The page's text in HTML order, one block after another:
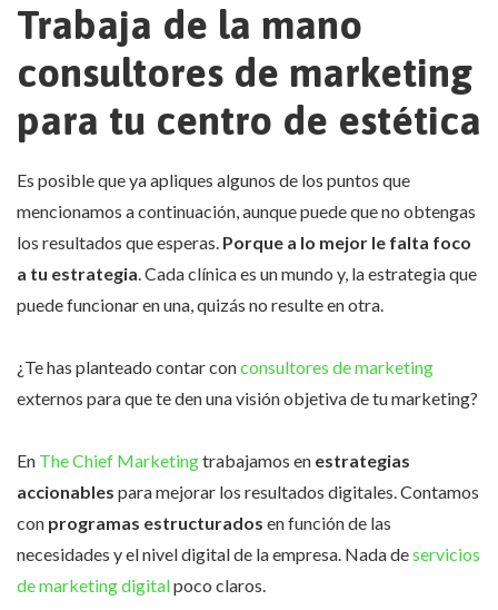
Trabaja de la mano
consultores de marketing
para tu centro de estética
Es posible que ya apliques algunos de los puntos que
mencionamos a continuación, aunque puede que no obtengas
los resultados que esperas. Porque a lo mejor le falta foco
a tu estrategia. Cada clínica es un mundo y, la estrategia que
puede funcionar en una, quizás no resulte en otra.
¿Te has planteado contar conconsultores de marketing
externos para que te den una visión objetiva de tu marketing?
En The Chief Marketingtrabajamos en estrategias
accionables para mejorar los resultados digitales. Contamos
con programas estructurados en función de las
necesidades y el nivel digital de la empresa. Nada deservicios
de marketing digitalpoco claros.